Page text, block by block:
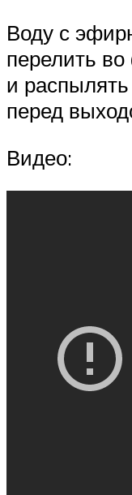
Воду с
перелить
и
перед
Видео: